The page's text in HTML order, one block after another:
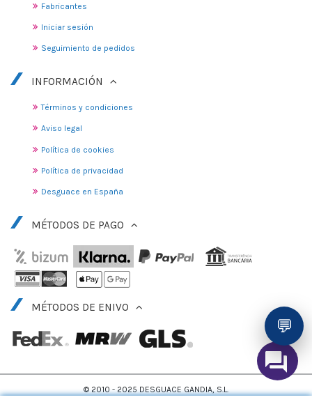
Fabricantes
Iniciar sesión
Seguimiento de pedidos
INFORMACIÓN
Términos y condiciones
Aviso legal
Política de cookies
Política de privacidad
Desguace en España
MÉTODOS DE PAGO
MÉTODOS DE ENIVO
💬
© 2010 - 2025 DESGUACE GANDIA, S.L.